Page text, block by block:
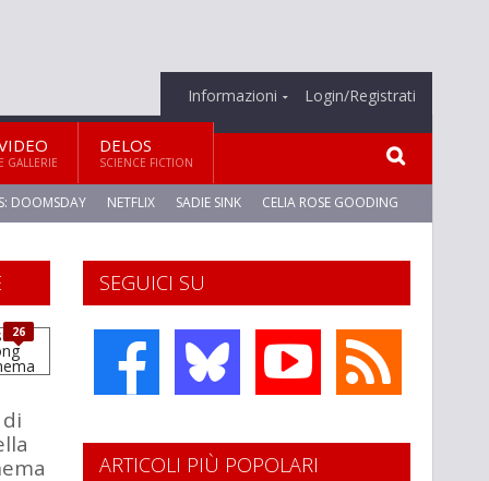
Informazioni Login/Registrati
E GALLERIE
DELOS
SCIENCE FICTION
DOOMSDAY NETFLIX SADIE SINK CELIA ROSE GOODING
SEGUICI SU
26
ARTICOLI PIÙ POPOLARI